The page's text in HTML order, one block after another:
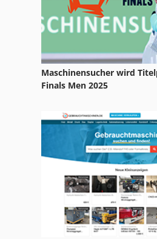
Rohrbieger
Schleicher
Schönenberger
Verzahnungsmaschine
Weingarten Presse
Maschinensucher wird
Finals Men 2025